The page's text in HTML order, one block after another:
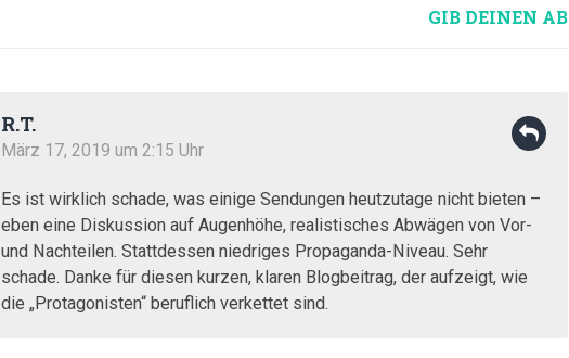
GIB DEINEN AB
R.T.
März 17, 2019 um 2:15 Uhr
Es ist wirklich schade, was einige Sendungen heutzutage nicht bieten –
eben eine Diskussion auf Augenhöhe, realistisches Abwägen von Vor-
und Nachteilen. Stattdessen niedriges Propaganda-Niveau. Sehr
schade. Danke für diesen kurzen, klaren Blogbeitrag, der aufzeigt, wie
die „Protagonisten“ beruflich verkettet sind.